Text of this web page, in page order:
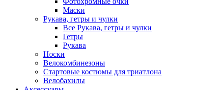
Маски
Рукава, гетры и чулки
Все Рукава, гетры и чулки
Гетры
Рукава
Носки
Велокомбинезоны
Стартовые костюмы для триатлона
Велобахилы